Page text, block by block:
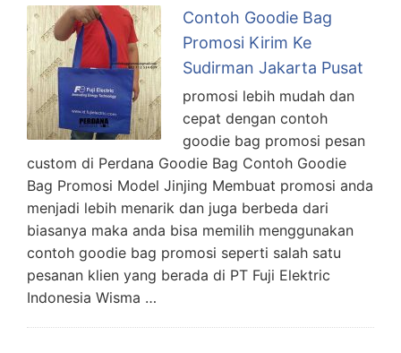
Contoh Goodie Bag
Promosi Kirim Ke
Sudirman Jakarta Pusat
promosi lebih mudah dan
cepat dengan contoh
goodie bag promosi pesan
custom di Perdana Goodie Bag Contoh Goodie
Bag Promosi Model Jinjing Membuat promosi anda
menjadi lebih menarik dan juga berbeda dari
biasanya maka anda bisa memilih menggunakan
contoh goodie bag promosi seperti salah satu
pesanan klien yang berada di PT Fuji Elektric
Indonesia Wisma …